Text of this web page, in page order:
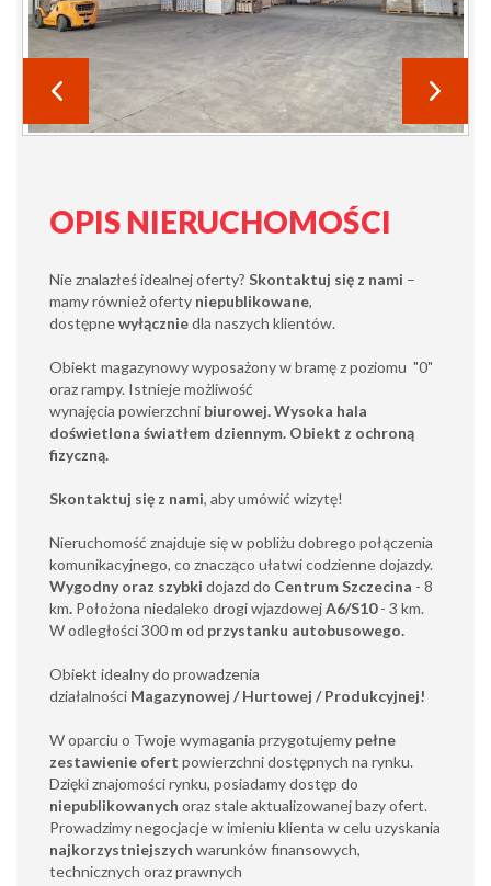
OPIS NIERUCHOMOŚCI
Nie znalazłeś idealnej oferty? Skontaktuj się z nami –
mamy również oferty niepublikowane,
dostępnewyłączniedla naszych klientów.
Obiekt magazynowy wyposażony w bramę z poziomu "0"
oraz rampy. Istnieje możliwość
wynajęcia powierzchni biurowej. Wysoka hala
doświetlona światłem dziennym. Obiekt z ochroną
fizyczną.
Skontaktuj się z nami, aby umówić wizytę!
Nieruchomość znajduje się w pobliżu dobrego połączenia
komunikacyjnego, co znacząco ułatwi codzienne dojazdy.
Wygodny oraz szybki dojazd do Centrum Szczecina - 8
km. Położona niedaleko drogi wjazdowejA6/S10- 3 km.
W odległości 300 m od przystanku autobusowego.
Obiekt idealny do prowadzenia
działalności Magazynowej / Hurtowej / Produkcyjnej!
W oparciu o Twoje wymagania przygotujemy pełne
zestawienie ofert powierzchni dostępnych na rynku.
Dzięki znajomości rynku, posiadamy dostęp do
niepublikowanych oraz stale aktualizowanej bazy ofert.
Prowadzimy negocjacje w imieniu klienta w celu uzyskania
najkorzystniejszych warunków finansowych,
technicznych oraz prawnych